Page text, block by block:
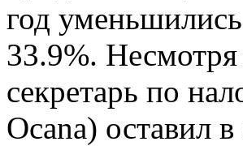
год
33.9%.
секретарь по
Ocana) оставил